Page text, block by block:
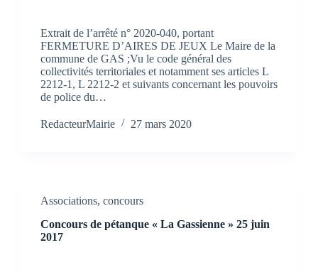
Extrait de l’arrêté n° 2020-040, portant
FERMETURE D’AIRES DE JEUX Le Maire de la
commune de GAS ;Vu le code général des
collectivités territoriales et notamment ses articles L
2212-1, L 2212-2 et suivants concernant les pouvoirs
de police du…
RedacteurMairie 27 mars 2020
Associations, concours
Concours de pétanque « La Gassienne » 25 juin
2017